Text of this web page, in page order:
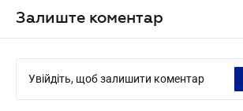
Залиште коментар
Увійдіть, щоб залишити коментар